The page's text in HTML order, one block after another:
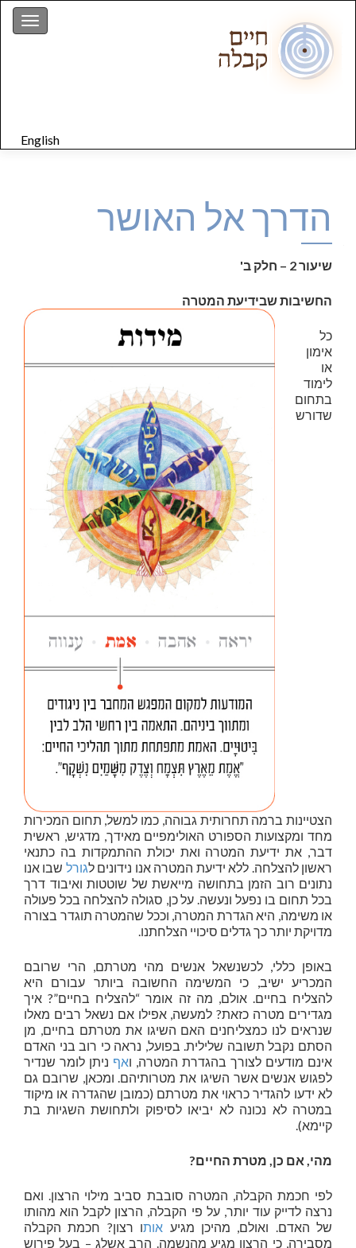
English
הדרך אל האושר
שיעור 2 – חלק ב'
החשיבות שבידיעת המטרה
כל
אימון
או
לימוד
בתחום
שדורש
הצטיינות ברמה תחרותית גבוהה, כמו למשל, תחום המכירות
מחד ומקצועות הספורט האולימפיים מאידך, מדגיש, ראשית
דבר, את ידיעת המטרה ואת יכולת ההתמקדות בה כתנאי
ראשון להצלחה. ללא ידיעת המטרה אנו נידונים לגורל שבו אנו
נתונים רוב הזמן בתחושה מייאשת של שוטטות ואיבוד דרך
בכל תחום בו נפעל ונעשה. על כן, סגולה להצלחה בכל פעולה
או משימה, היא הגדרת המטרה, וככל שהמטרה תוגדר בצורה
מדויקת יותר כך גדלים סיכויי הצלחתנו.
באופן כללי, לכשנשאל אנשים מהי מטרתם, הרי שרובם
המכריע ישיב, כי המשימה החשובה ביותר עבורם היא
להצליח בחיים. אולם, מה זה אומר “להצליח בחיים”? איך
מגדירים מטרה כזאת? למעשה, אפילו אם נשאל רבים מאלו
שנראים לנו כמצליחנים האם השיגו את מטרתם בחיים, מן
הסתם נקבל תשובה שלילית. בפועל, נראה כי רוב בני האדם
אינם מודעים לצורך בהגדרת המטרה, ואף ניתן לומר שנדיר
לפגוש אנשים אשר השיגו את מטרותיהם. ומכאן, שרובם גם
לא ידעו להגדיר כראוי את מטרתם (כמובן שהגדרה או מיקוד
במטרה לא נכונה לא יביאו לסיפוק ולתחושת השגיות בת
קיימא).
מהי, אם כן, מטרת החיים?
לפי חכמת הקבלה, המטרה סובבת סביב מילוי הרצון. ואם
נרצה לדייק עוד יותר, על פי הקבלה, הרצון לקבל הוא מהותו
של האדם. ואולם, מהיכן מגיע אותו רצון? חכמת הקבלה
מסבירה, כי הרצון מגיע מהנשמה. הרב אשלג – בעל פירוש